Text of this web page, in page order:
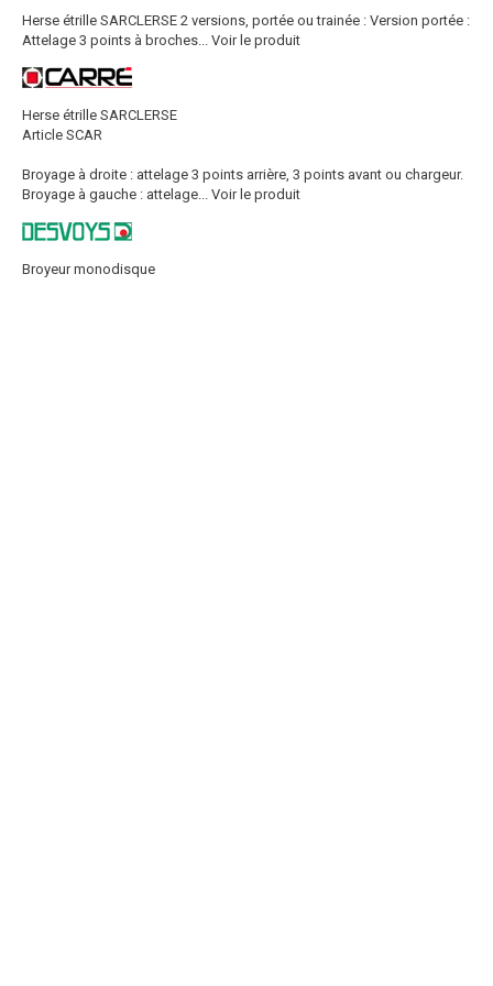
Herse étrille SARCLERSE 2 versions, portée ou trainée : Version portée :
Attelage 3 points à broches... Voir le produit
Herse étrille SARCLERSE
Article SCAR
Broyage à droite : attelage 3 points arrière, 3 points avant ou chargeur.
Broyage à gauche : attelage... Voir le produit
Broyeur monodisque